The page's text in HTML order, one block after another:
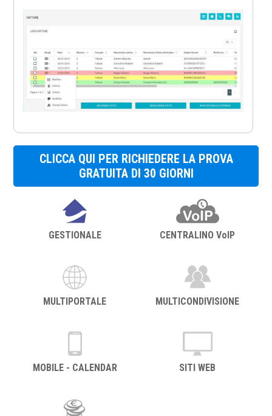
CLICCA QUI PER RICHIEDERE LA PROVA
GRATUITA DI 30 GIORNI
GESTIONALE CENTRALINO VoIP
MULTIPORTALE MULTICONDIVISIONE
MOBILE - CALENDAR SITI WEB